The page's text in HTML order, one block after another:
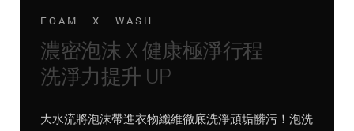
FOAM X WASH
濃密泡沫 X 健康極淨行程
洗淨力提升 UP
大水流將泡沫帶進衣物纖維徹底洗淨頑垢髒污！泡洗